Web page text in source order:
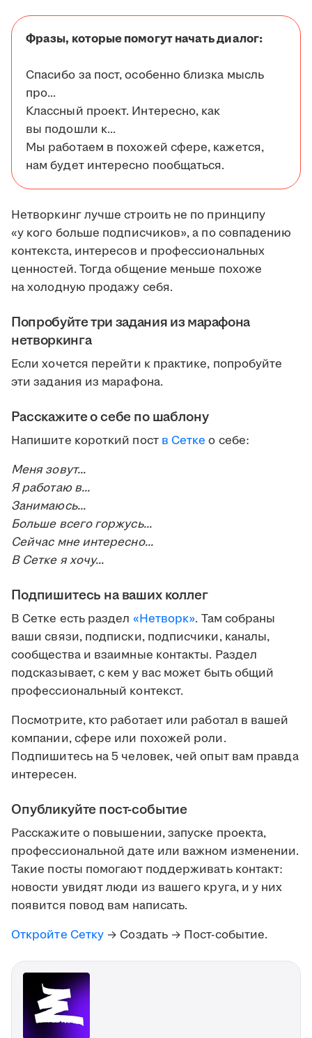
Фразы, которые помогут начать диалог:
Спасибо за пост, особенно близка мысль
про...
Классный проект. Интересно, как
вы подошли к...
Мы работаем в похожей сфере, кажется,
нам будет интересно пообщаться.
Нетворкинг лучше строить не по принципу
«у кого больше подписчиков», а по совпадению
контекста, интересов и профессиональных
ценностей. Тогда общение меньше похоже
на холодную продажу себя.
Попробуйте три задания из марафона
нетворкинга
Если хочется перейти к практике, попробуйте
эти задания из марафона.
Расскажите о себе по шаблону
Напишите короткий пост в Сетке о себе:
Меня зовут...
Я работаю в...
Занимаюсь...
Больше всего горжусь...
Сейчас мне интересно...
В Сетке я хочу...
Подпишитесь на ваших коллег
В Сетке есть раздел «Нетворк». Там собраны
ваши связи, подписки, подписчики, каналы,
сообщества и взаимные контакты. Раздел
подсказывает, с кем у вас может быть общий
профессиональный контекст.
Посмотрите, кто работает или работал в вашей
компании, сфере или похожей роли.
Подпишитесь на 5 человек, чей опыт вам правда
интересен.
Опубликуйте пост-событие
Расскажите о повышении, запуске проекта,
профессиональной дате или важном изменении.
Такие посты помогают поддерживать контакт:
новости увидят люди из вашего круга, и у них
появится повод вам написать.
Откройте Сетку → Создать → Пост-событие.